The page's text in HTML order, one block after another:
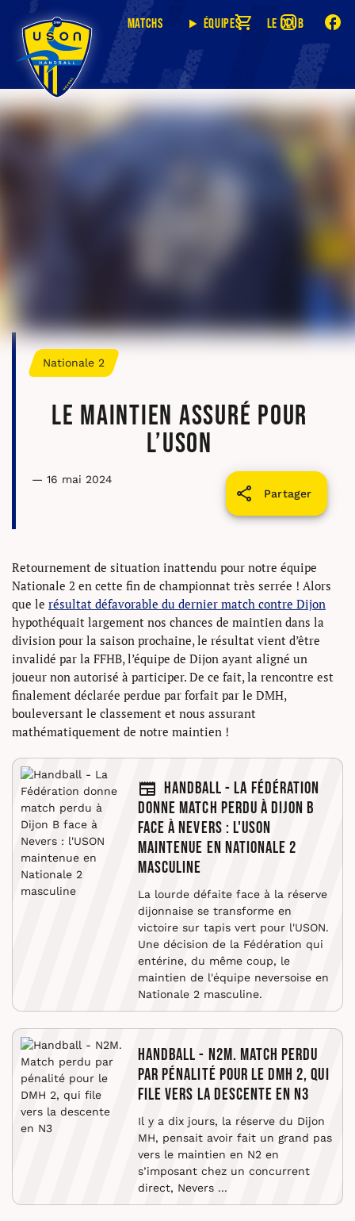
Matchs Équipes Le club
Nationale 2
Le maintien assuré pour
l’USON
Partager
— 16 mai 2024
Retournement de situation inattendu pour notre équipe
Nationale 2 en cette fin de championnat très serrée ! Alors
que le résultat défavorable du dernier match contre Dijon
hypothéquait largement nos chances de maintien dans la
division pour la saison prochaine, le résultat vient d’être
invalidé par la FFHB, l’équipe de Dijon ayant aligné un
joueur non autorisé à participer. De ce fait, la rencontre est
finalement déclarée perdue par forfait par le DMH,
bouleversant le classement et nous assurant
mathématiquement de notre maintien !
Handball - La Fédération
donne match perdu à Dijon B
face à Nevers : l'USON
maintenue en Nationale 2
masculine
La lourde défaite face à la réserve
dijonnaise se transforme en
victoire sur tapis vert pour l'USON.
Une décision de la Fédération qui
entérine, du même coup, le
maintien de l'équipe neversoise en
Nationale 2 masculine.
Handball - N2M. Match perdu
par pénalité pour le DMH 2, qui
file vers la descente en N3
Il y a dix jours, la réserve du Dijon
MH, pensait avoir fait un grand pas
vers le maintien en N2 en
s’imposant chez un concurrent
direct, Nevers ...